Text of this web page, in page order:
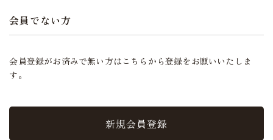
会員でない方
会員登録がお済みで無い方はこちらから登録をお願いいたしま
す。
新規会員登録